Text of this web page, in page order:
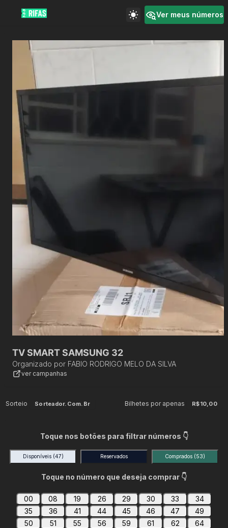
Ver meus números
TV SMART SAMSUNG 32
Organizado por FABIO RODRIGO MELO DA SILVA
ver campanhas
Sorteio Sorteador.com.br Bilhetes por apenas R$10,00
Toque nos botões para filtrar números 👇
Disponíveis (47) Reservados Comprados (53)
Toque no número que deseja comprar 👇
00 08 19 26 29 30 33
34
35
36 41 44 45 46 47
49
50
51 55 56 59 61 62
64